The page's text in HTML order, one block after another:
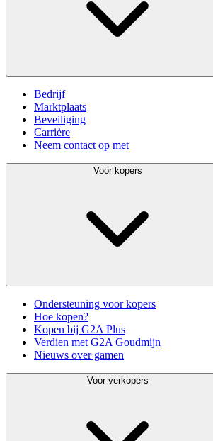
Bedrijf
Marktplaats
Beveiliging
Carrière
Neem contact op met
Voor kopers
Ondersteuning voor kopers
Hoe kopen?
Kopen bij G2A Plus
Verdien met G2A Goudmijn
Nieuws over gamen
Voor verkopers